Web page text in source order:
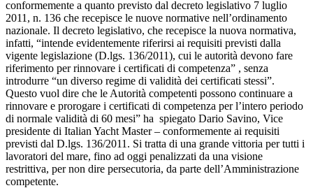
conformemente a quanto previsto dal decreto legislativo 7 luglio
2011, n. 136 che recepisce le nuove normative nell’ordinamento
nazionale. Il decreto legislativo, che recepisce la nuova normativa,
infatti, “intende evidentemente riferirsi ai requisiti previsti dalla
vigente legislazione (D.lgs. 136/2011), cui le autorità devono fare
riferimento per rinnovare i certificati di competenza” , senza
introdurre “un diverso regime di validità dei certificati stessi”.
Questo vuol dire che le Autorità competenti possono continuare a
rinnovare e prorogare i certificati di competenza per l’intero periodo
di normale validità di 60 mesi” ha spiegato Dario Savino, Vice
presidente di Italian Yacht Master – conformemente ai requisiti
previsti dal D.lgs. 136/2011. Si tratta di una grande vittoria per tutti i
lavoratori del mare, fino ad oggi penalizzati da una visione
restrittiva, per non dire persecutoria, da parte dell’Amministrazione
competente.